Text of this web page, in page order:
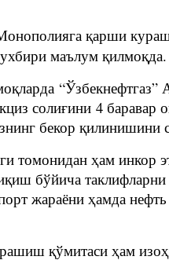
қарши
маълум қилмоқда.
солиғини 4
бекор қилинишини
томонидан ҳам инкор
бўйича
жараёни ҳамда
қўмитаси ҳам